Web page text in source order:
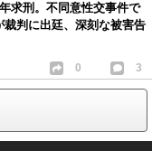
求刑。不同意性交事件で
判に出廷、深刻な被害告
0 3